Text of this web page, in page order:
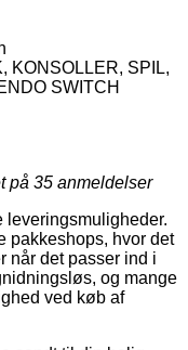
KONSOLLER, SPIL,
SWITCH
på 35 anmeldelser
leveringsmuligheder.
pakkeshops, hvor det
når det passer ind i
og mange
ved køb af